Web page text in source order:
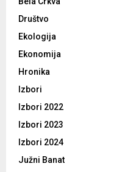
Društvo
Ekologija
Ekonomija
Hronika
Izbori
Izbori 2022
Izbori 2023
Izbori 2024
Južni Banat